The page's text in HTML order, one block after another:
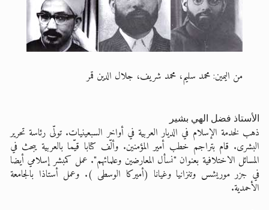
من اليمين: محمد سليم، محمد شريف، جلال الدين قمر
الأستاذ فضل الهي بشير
ذهب لخدمة الإسلام في الديار العربية في أواخر السبعينيات. تولّى رئاسة تحرير
البشرى. قام بتراجم خطب أمير المؤمنين. وألّف كتابا قيّما بالعربية يبحث في
المسائل الاختلافية بعنوان "نسأل المعارضين وعلمائهم". عمل كمبشر إسلامي أيضا
في جزر موريشس وتنزانيا وغيانا (أميركا الوسطى ). وعمل أستاذا بالجامعة
الأحمدية.